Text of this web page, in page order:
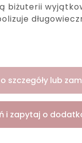
biżuterii
szczegóły lub
i zapytaj o